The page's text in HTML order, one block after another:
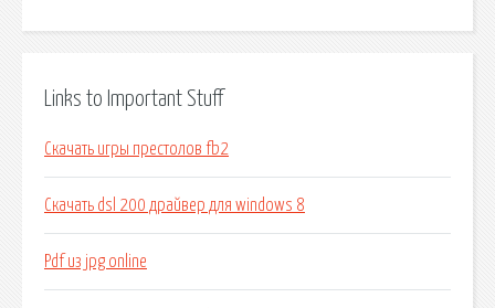
Links to Important Stuff
Скачать игры престолов fb2
Скачать dsl 200 драйвер для windows 8
Pdf из jpg online